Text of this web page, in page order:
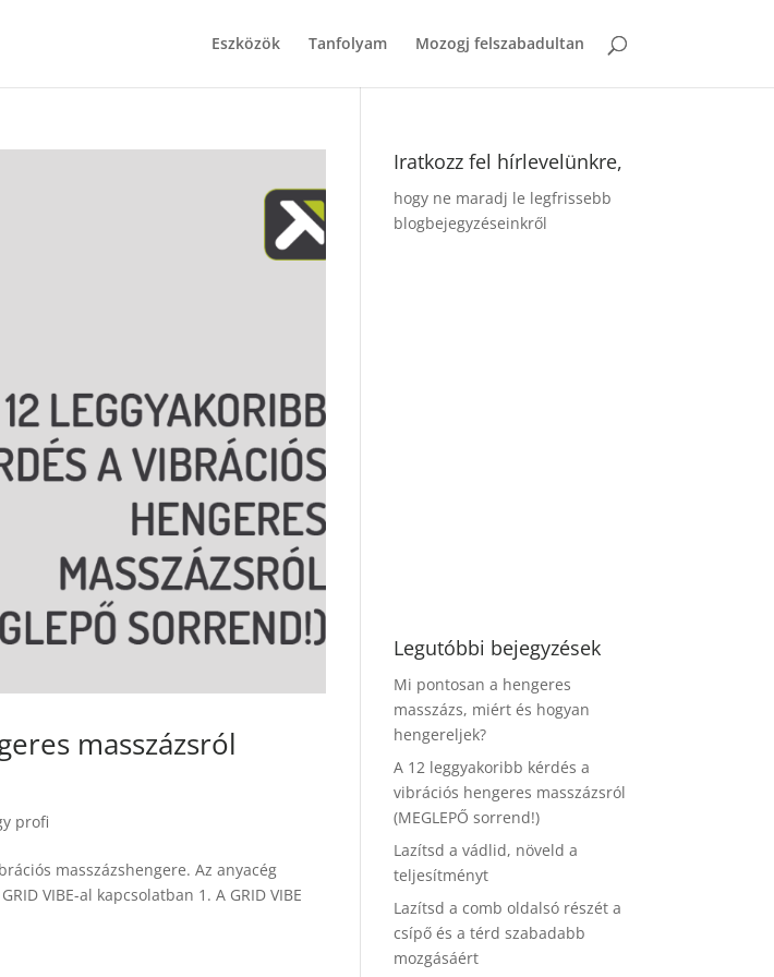
Eszközök Tanfolyam Mozogj felszabadultan
masszázsról
profi
masszázshengere. Az anyacég
VIBE-al kapcsolatban 1. A GRID VIBE
Iratkozz fel hírlevelünkre,
hogy ne maradj le legfrissebb
blogbejegyzéseinkről
Legutóbbi bejegyzések
Mi pontosan a hengeres
masszázs, miért és hogyan
hengereljek?
A 12 leggyakoribb kérdés a
vibrációs hengeres masszázsról
(MEGLEPŐ sorrend!)
Lazítsd a vádlid, növeld a
teljesítményt
Lazítsd a comb oldalsó részét a
csípő és a térd szabadabb
mozgásáért